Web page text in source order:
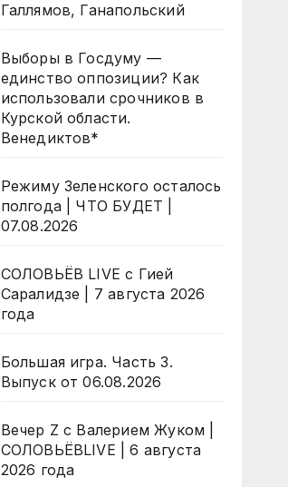
Галлямов, Ганапольский
Выборы в Госдуму —
единство оппозиции? Как
использовали срочников в
Курской области.
Венедиктов*
Режиму Зеленского осталось
полгода | ЧТО БУДЕТ |
07.08.2026
СОЛОВЬЁВ LIVE с Гией
Саралидзе | 7 августа 2026
года
Большая игра. Часть 3.
Выпуск от 06.08.2026
Вечер Z с Валерием Жуком |
СОЛОВЬЁВLIVE | 6 августа
2026 года